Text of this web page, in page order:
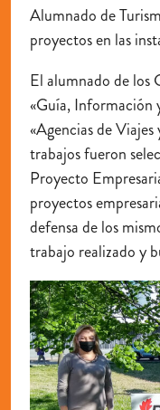
Alumnado de
proyectos en las
El alumnado de los
«Guía, Información
«Agencias de
trabajos fueron
Proyecto
proyectos
defensa de los
trabajo realizado y